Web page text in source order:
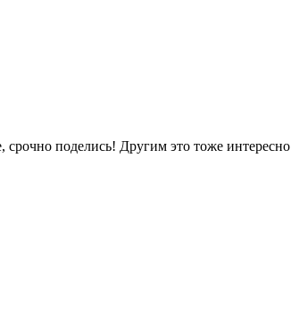
поделись! Другим это тоже интересно